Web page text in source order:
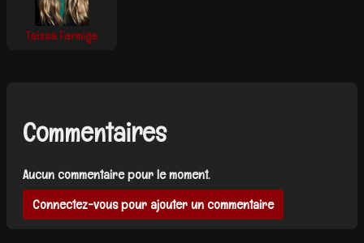
Taissa Farmiga
Commentaires
Aucun commentaire pour le moment.
Connectez-vous pour ajouter un commentaire